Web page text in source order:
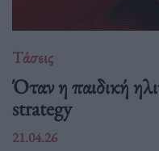
Τάσεις
Όταν η παιδική
strategy
21.04.26